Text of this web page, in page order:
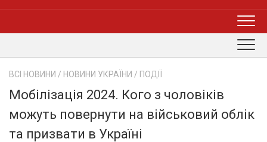
ВСІ НОВИНИ / НОВИНИ УКРАЇНИ / ПОДІЇ
Мобілізація 2024. Кого з чоловіків
можуть повернути на військовий облік
та призвати в Україні